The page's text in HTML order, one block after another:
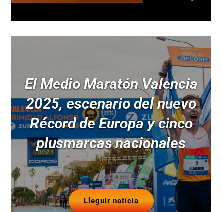
El Medio Maratón Valencia
2025, escenario del nuevo
Récord de Europa y cinco
plusmarcas nacionales
Lleguir notícia